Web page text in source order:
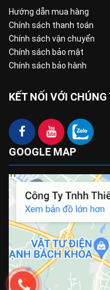
Hướng dẫn mua hàng
Chính sách thanh toán
Chính sách vận chuyển
Chính sách bảo mật
Chính sách bảo hành
KẾT NỐI VỚI CHÚNG
GOOGLE MAP